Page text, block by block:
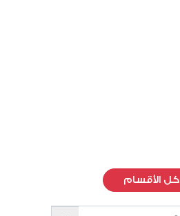
كل الأقسام